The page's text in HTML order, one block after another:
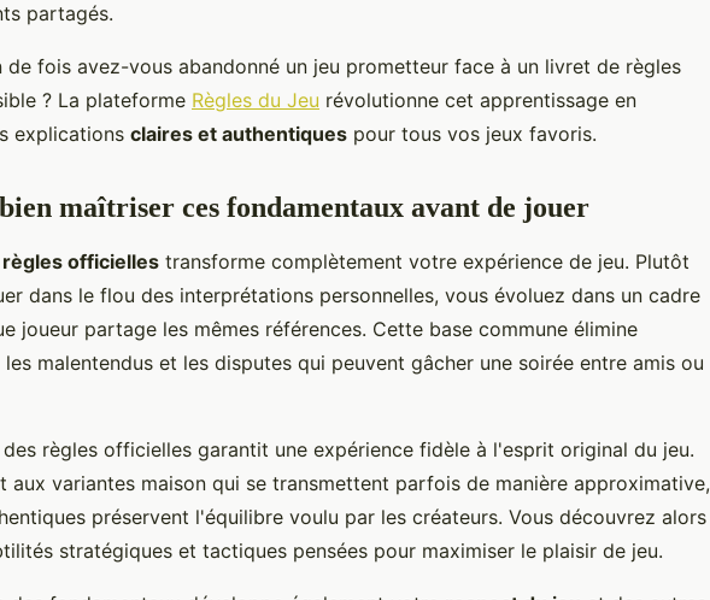
partagés.
de fois avez-vous abandonné un jeu prometteur face à un livret de règles
? La plateforme Règles du Jeu révolutionne cet apprentissage en
explications claires et authentiques pour tous vos jeux favoris.
maîtriser ces fondamentaux avant de jouer
règles officielles transforme complètement votre expérience de jeu. Plutôt
dans le flou des interprétations personnelles, vous évoluez dans un cadre
joueur partage les mêmes références. Cette base commune élimine
malentendus et les disputes qui peuvent gâcher une soirée entre amis ou
règles officielles garantit une expérience fidèle à l'esprit original du jeu.
aux variantes maison qui se transmettent parfois de manière approximative,
préservent l'équilibre voulu par les créateurs. Vous découvrez alors
stratégiques et tactiques pensées pour maximiser le plaisir de jeu.